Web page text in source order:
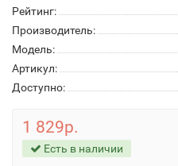
Рейтинг:
Производитель:
Модель:
Артикул:
Доступно:
1 829р.
Есть в наличии